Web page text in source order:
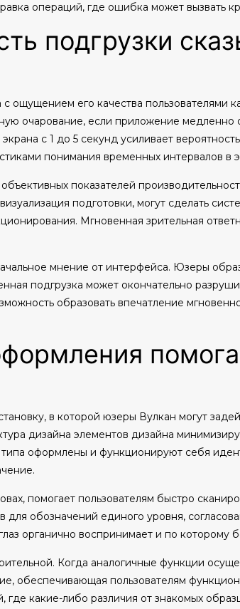
операций, где ошибка может вызвать
подгрузки
ощущением его качества пользователями
очарование, если приложение медленно
с 1 до 5 секунд усиливает
понимания временных интервалов в
показателей
подготовки, могут сделать
Мгновенная зрительная
мнение от интерфейса. Юзеры
подгрузка может окончательно
образовать впечатление
в которой юзеры Вулкан могут
дизайна элементов дизайна
оформлены и функционируют себя
помогает пользователям быстро
обозначений единого уровня,
органично воспринимает и по которому
Когда аналогичные функции
обеспечивающая пользователям
какие-либо различия от знакомых